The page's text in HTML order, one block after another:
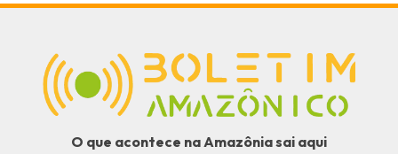
O que acontece na Amazônia sai aqui